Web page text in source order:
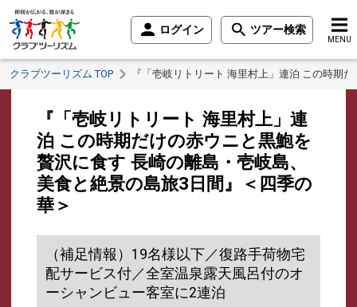
ログイン ツアー検索
MENU
クラブツーリズム TOP 『「壱岐リトリート 海里村上」連泊 この時期
『「壱岐リトリート 海里村上」連
泊 この時期だけの赤ウニと黒鮑を
贅沢に食す 長崎の離島・壱岐島、
美食と絶景の島旅3日間』＜四季の
華＞
（補足情報）19名様以下／復路手荷物宅
配サービス付／全室温泉露天風呂付のオ
ーシャンビュー客室に2連泊